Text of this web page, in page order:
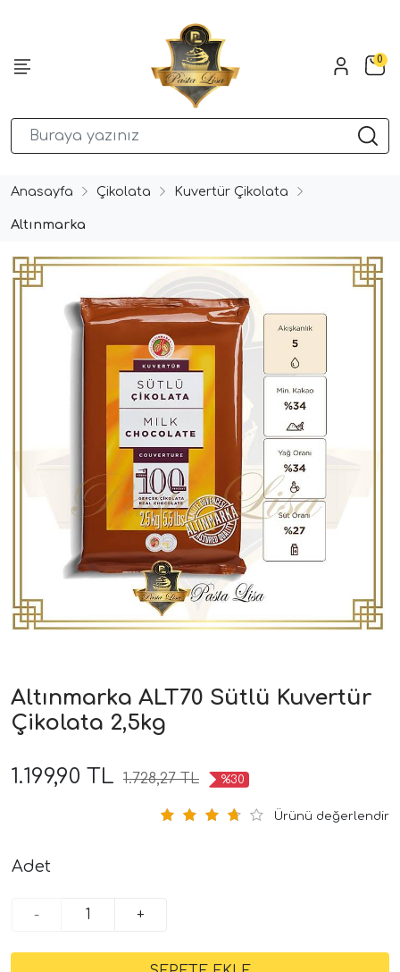
0
Anasayfa Çikolata Kuvertür Çikolata
Altınmarka
Altınmarka ALT70 Sütlü Kuvertür
Çikolata 2,5kg
1.199,90 TL 1.728,27 TL %30
Ürünü değerlendir
Adet
- +